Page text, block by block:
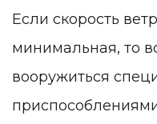
Если скорость
минимальная, то
вооружиться